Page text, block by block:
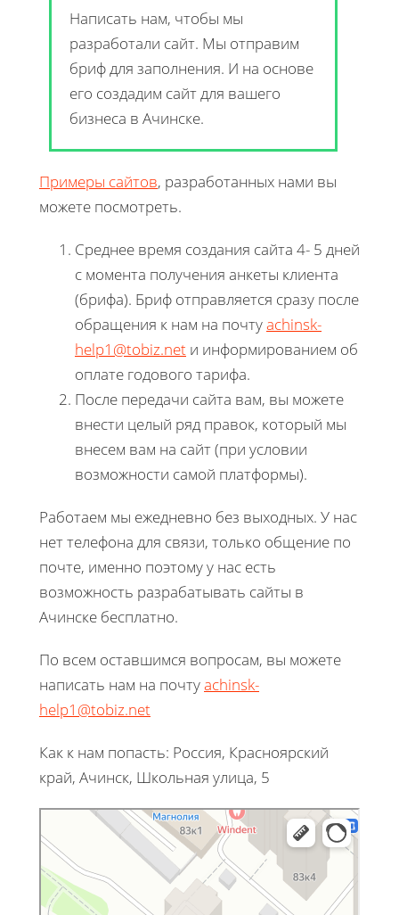
Написать нам, чтобы мы
разработали сайт. Мы отправим
бриф для заполнения. И на основе
его создадим сайт для вашего
бизнеса в Ачинске.
Примеры сайтов, разработанных нами вы
можете посмотреть.
Среднее время создания сайта 4- 5 дней
с момента получения анкеты клиента
(брифа). Бриф отправляется сразу после
обращения к нам на почтуachinsk-
help1@tobiz.net и информированием об
оплате годового тарифа.
После передачи сайта вам, вы можете
внести целый ряд правок, который мы
внесем вам на сайт (при условии
возможности самой платформы).
Работаем мы ежедневно без выходных. У нас
нет телефона для связи, только общение по
почте, именно поэтому у нас есть
возможность разрабатывать сайты в
Ачинске бесплатно.
По всем оставшимся вопросам, вы можете
написать нам на почтуachinsk-
help1@tobiz.net
Как к нам попасть: Россия, Красноярский
край, Ачинск, Школьная улица, 5